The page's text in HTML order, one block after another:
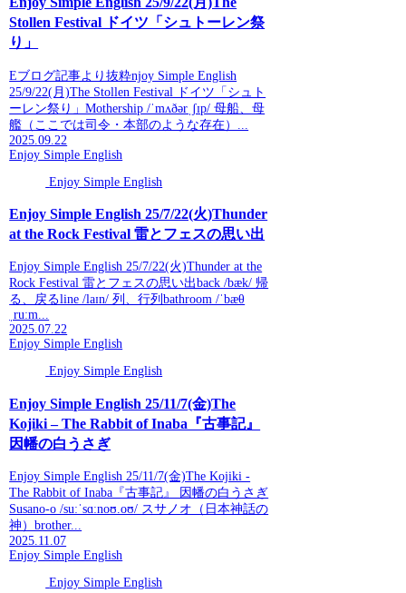
Stollen Festival ドイツ「シュトーレン祭
り」
Eブログ記事より抜粋njoy Simple English
25/9/22(月)The Stollen Festival ドイツ「シュト
ーレン祭り」Mothership /ˈmʌðərˌʃɪp/ 母船、母
艦（ここでは司令・本部のような存在）...
2025.09.22
Enjoy Simple English
Enjoy Simple English
Enjoy Simple English 25/7/22(火)Thunder
at the Rock Festival 雷とフェスの思い出
Enjoy Simple English 25/7/22(火)Thunder at the
Rock Festival 雷とフェスの思い出back /bæk/ 帰
る、戻るline /laɪn/ 列、行列bathroom /ˈbæθ
ˌruːm...
2025.07.22
Enjoy Simple English
Enjoy Simple English
Enjoy Simple English 25/11/7(金)The
Kojiki – The Rabbit of Inaba『古事記』
因幡の白うさぎ
Enjoy Simple English 25/11/7(金)The Kojiki -
The Rabbit of Inaba『古事記』 因幡の白うさぎ
Susano-o /suːˈsɑːnoʊ.oʊ/ スサノオ（日本神話の
神）brother...
2025.11.07
Enjoy Simple English
Enjoy Simple English